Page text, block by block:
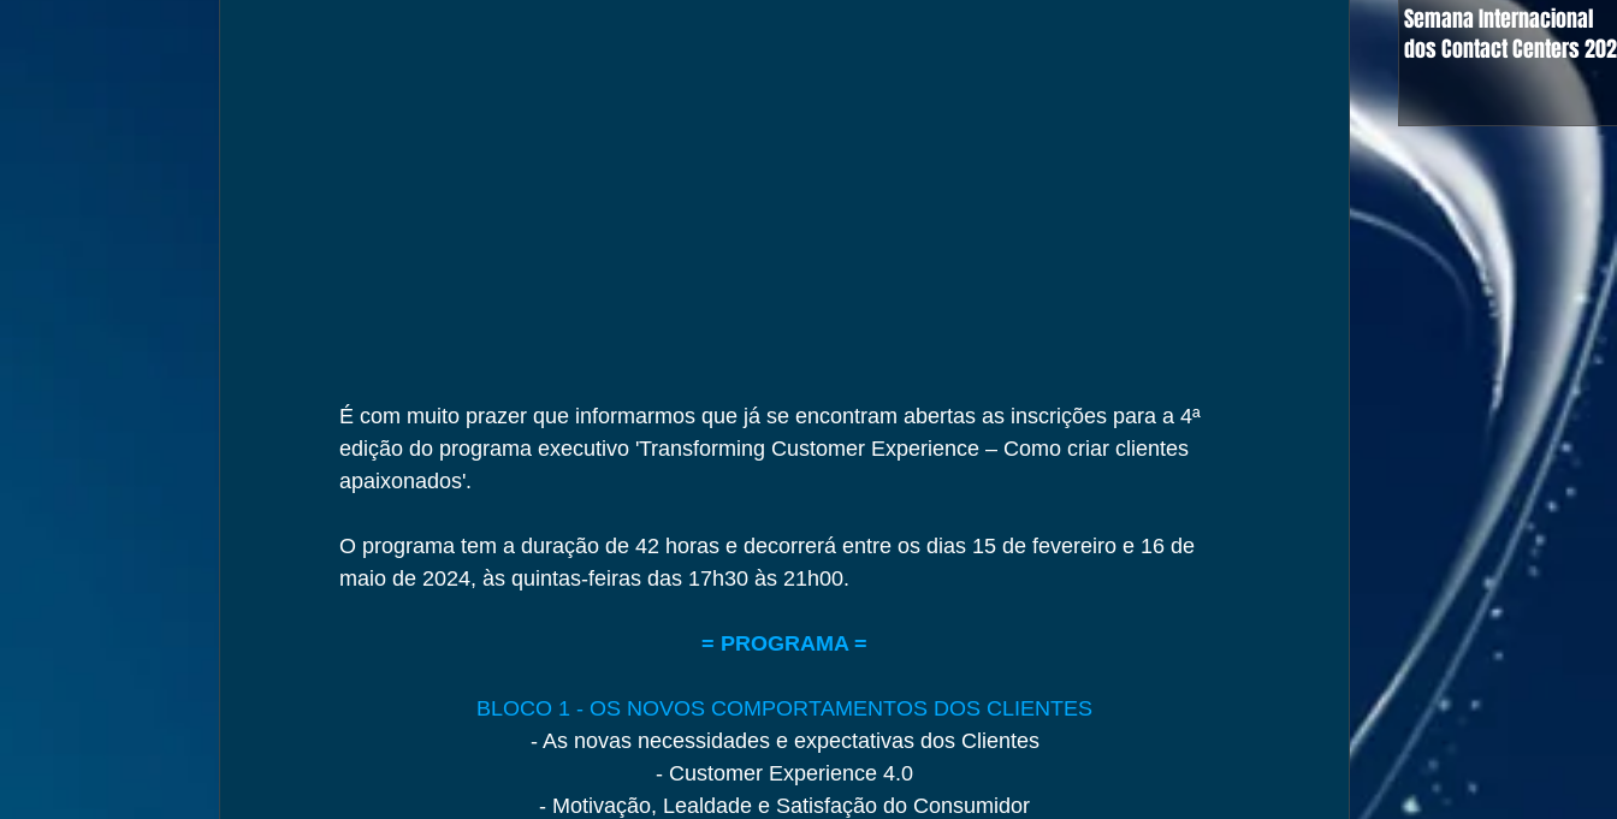
É com muito prazer que informarmos que já se encontram abertas as inscrições para a 4ª
edição do programa executivo 'Transforming Customer Experience – Como criar clientes
apaixonados'.
O programa tem a duração de 42 horas e decorrerá entre os dias 15 de fevereiro e 16 de
maio de 2024, às quintas-feiras das 17h30 às 21h00.
= PROGRAMA =
BLOCO 1 - OS NOVOS COMPORTAMENTOS DOS CLIENTES
- As novas necessidades e expectativas dos Clientes
- Customer Experience 4.0
- Motivação, Lealdade e Satisfação do Consumidor
Semana Internacional
dos Contact Centers